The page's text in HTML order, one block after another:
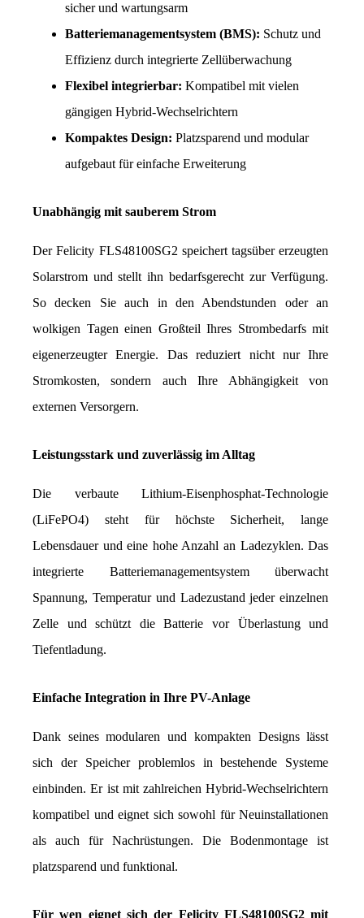
sicher und wartungsarm
Batteriemanagementsystem (BMS): Schutz und
Effizienz durch integrierte Zellüberwachung
Flexibel integrierbar: Kompatibel mit vielen
gängigen Hybrid-Wechselrichtern
Kompaktes Design: Platzsparend und modular
aufgebaut für einfache Erweiterung
Unabhängig mit sauberem Strom
Der Felicity FLS48100SG2 speichert tagsüber erzeugten
Solarstrom und stellt ihn bedarfsgerecht zur Verfügung.
So decken Sie auch in den Abendstunden oder an
wolkigen Tagen einen Großteil Ihres Strombedarfs mit
eigenerzeugter Energie. Das reduziert nicht nur Ihre
Stromkosten, sondern auch Ihre Abhängigkeit von
externen Versorgern.
Leistungsstark und zuverlässig im Alltag
Die verbaute Lithium-Eisenphosphat-Technologie
(LiFePO4) steht für höchste Sicherheit, lange
Lebensdauer und eine hohe Anzahl an Ladezyklen. Das
integrierte Batteriemanagementsystem überwacht
Spannung, Temperatur und Ladezustand jeder einzelnen
Zelle und schützt die Batterie vor Überlastung und
Tiefentladung.
Einfache Integration in Ihre PV-Anlage
Dank seines modularen und kompakten Designs lässt
sich der Speicher problemlos in bestehende Systeme
einbinden. Er ist mit zahlreichen Hybrid-Wechselrichtern
kompatibel und eignet sich sowohl für Neuinstallationen
als auch für Nachrüstungen. Die Bodenmontage ist
platzsparend und funktional.
Für wen eignet sich der Felicity FLS48100SG2 mit